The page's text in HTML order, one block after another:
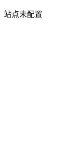
站点未配置